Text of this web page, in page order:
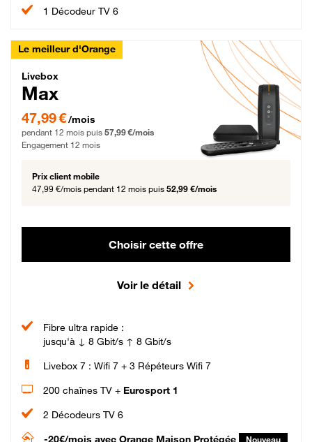
1 Décodeur TV 6
Le meilleur d'Orange
Livebox Max Fibre
Livebox
Max
47,99 € par mois pendant 12 mois puis 57,99 € par mois, Engagement 12 mois
47,99 €/mois
pendant 12 mois puis 57,99 €/mois
Engagement 12 mois
Prix client mobile
47,99 €/mois pendant 12 mois puis 52,99 €/mois
Choisir cette offre
Voir le détail
Fibre ultra rapide :
jusqu'à ↓ 8 Gbit/s ↑ 8 Gbit/s
Livebox 7 : Wifi 7 + 3 Répéteurs Wifi 7
200 chaînes TV + Eurosport 1
2 Décodeurs TV 6
-20€/mois avec Orange Maison Protégée Nouveau